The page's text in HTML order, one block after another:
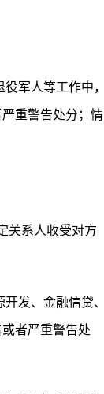
军人等工作中，
重警告处分；情
关系人收受对方
发、金融信贷、
者严重警告处